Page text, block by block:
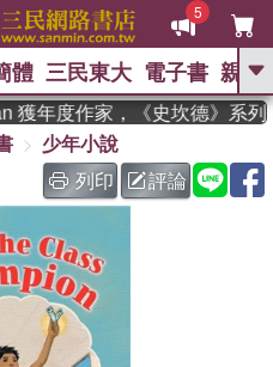
5
GO
東野圭吾 、
The Odyssey 、 父親節 、 如果歷
一群喵 、 暑期推薦 、 國際布克
代 、 數學女孩：黎曼猜想
迷走神經
體 三民東大 電子書 親子
年度作家，《史坎德》系列
少年小說
列印
評論